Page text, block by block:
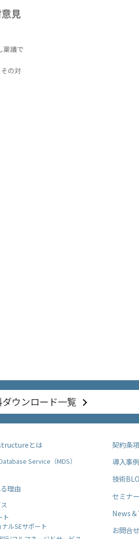
見
稟議で
の対
ダウンロード一覧
とは
Service（MDS）
理由
ト
ルSEサポート
契約条項
導入事例
技術
セミナ
News
お問合せ